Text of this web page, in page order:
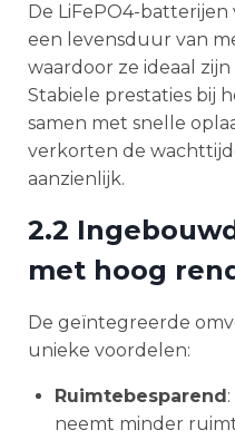
De LiFePO4-
een levensduur van
waardoor ze ideaal
Stabiele prestaties bij
samen met snelle
verkorten de
aanzienlijk.
2.2
met hoog
De geïntegreerde
unieke voordelen:
Ruimtebesparend
neemt minder